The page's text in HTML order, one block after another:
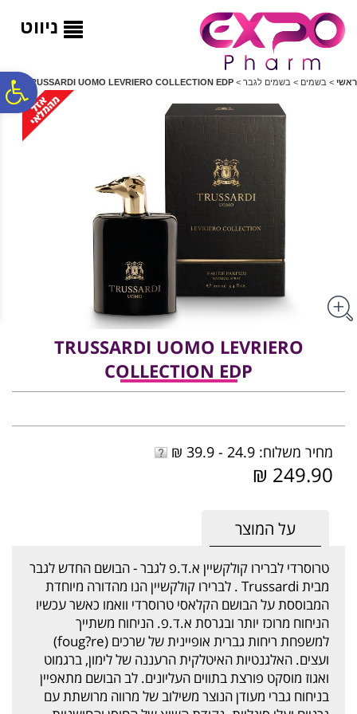
ניווט
ראשי > בשמים > בשמים לגבר >
TRUSSARDI UOMO LEVRIERO COLLECTION EDP
TRUSSARDI UOMO LEVRIERO
COLLECTION EDP
מחיר משלוח: 24.9 - 39.9 ₪
249.90 ₪
על המוצר
טרוסרדי לברירו קולקשיין א.ד.פ לגבר - הבושם החדש לגבר
מבית Trussardi . לברירו קולקשיין הנו מהדורה מיוחדת
המבוססת על הבושם הקלאסי טרוסרדי וואמו כאשר עכשיו
הניחוח מרוכז יותר ובגרסת א.ד.פ. הניחוח משתייך
למשפחת ריחות גברית אופיינית של שרכים (foug?re)
ועצים. האלגנטיות האיטלקית הרעננה של לימון, ברגמוט
ואגוז מוסקט פורצת בתווים העליונים. לב הבושם מתאפיין
בניחוח גברי מעודן הנוצר משילוב של מרווה מרושתת עם